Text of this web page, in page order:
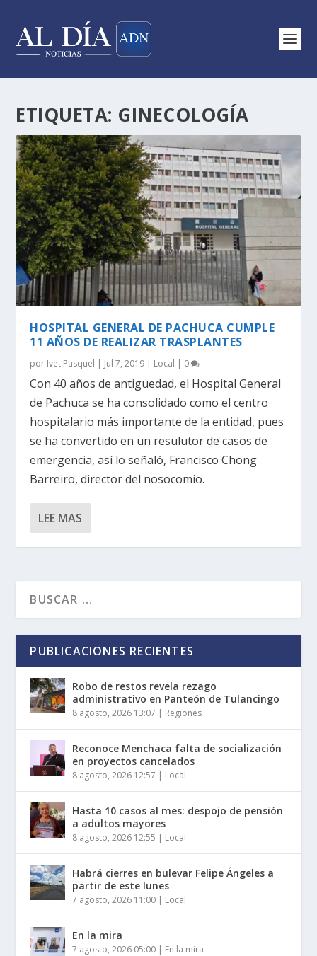
ETIQUETA: GINECOLOGÍA
HOSPITAL GENERAL DE PACHUCA CUMPLE
11 AÑOS DE REALIZAR TRASPLANTES
por Ivet Pasquel | Jul 7, 2019 | Local | 0
Con 40 años de antigüedad, el Hospital General
de Pachuca se ha consolidado como el centro
hospitalario más importante de la entidad, pues
se ha convertido en un resulutor de casos de
emergencia, así lo señaló, Francisco Chong
Barreiro, director del nosocomio.
LEE MAS
PUBLICACIONES RECIENTES
Robo de restos revela rezago
administrativo en Panteón de Tulancingo
8 agosto, 2026 13:07 | Regiones
Reconoce Menchaca falta de socialización
en proyectos cancelados
8 agosto, 2026 12:57 | Local
Hasta 10 casos al mes: despojo de pensión
a adultos mayores
8 agosto, 2026 12:55 | Local
Habrá cierres en bulevar Felipe Ángeles a
partir de este lunes
7 agosto, 2026 11:00 | Local
En la mira
7 agosto, 2026 05:00 | En la mira